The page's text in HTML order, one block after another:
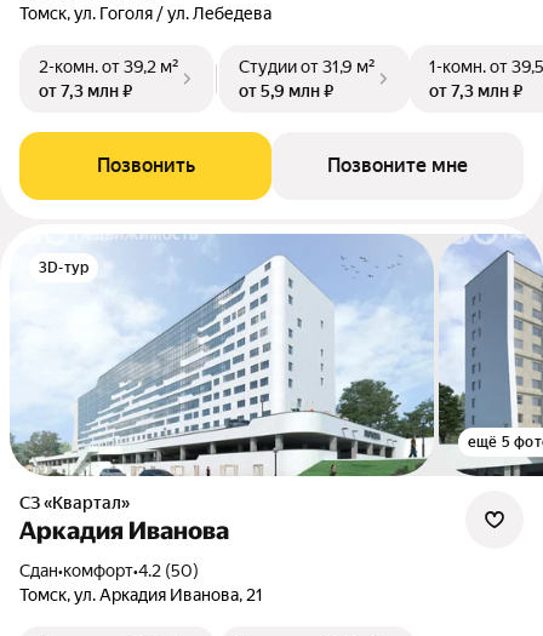
Томск, ул. Гоголя / ул. Лебедева
2-комн.от 39,2 м²
от 7,3 млн ₽
Студииот 31,9 м²
от 5,9 млн ₽
1-комн.от
от 7,3 млн ₽
Позвонить Позвоните мне
3D-тур
ещё 5
СЗ «Квартал»
Аркадия Иванова
Сдан•комфорт•4.2 (50)
Томск, ул. Аркадия Иванова, 21